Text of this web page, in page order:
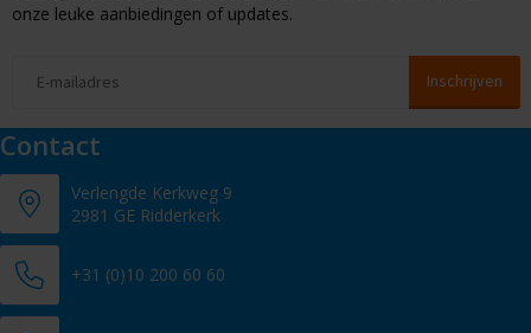
onze leuke aanbiedingen of updates.
Contact
Verlengde Kerkweg 9
2981 GE Ridderkerk
+31 (0)10 200 60 60